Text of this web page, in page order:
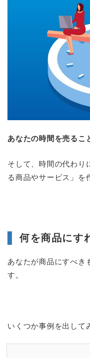
あなたの時間を売るこ
そして、時間の代わり
る商品やサービス」を
何を商品にす
あなたが商品にすべき
す。
いくつか事例を出して